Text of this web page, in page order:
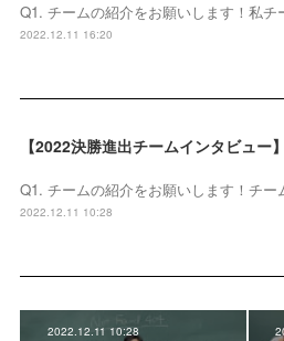
Q1. チームの紹介をお願いします！私
2022.12.11 16:20
Q1. チームの紹介をお願いします！チ
2022.12.11 10:28
2022.12.11 10:28